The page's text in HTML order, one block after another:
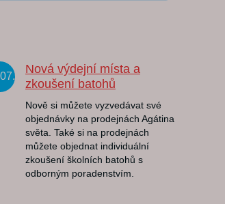
Nová výdejní místa a
zkoušení batohů
Nově si můžete vyzvedávat své
objednávky na prodejnách Agátina
světa. Také si na prodejnách
můžete objednat individuální
zkoušení školních batohů s
odborným poradenstvím.